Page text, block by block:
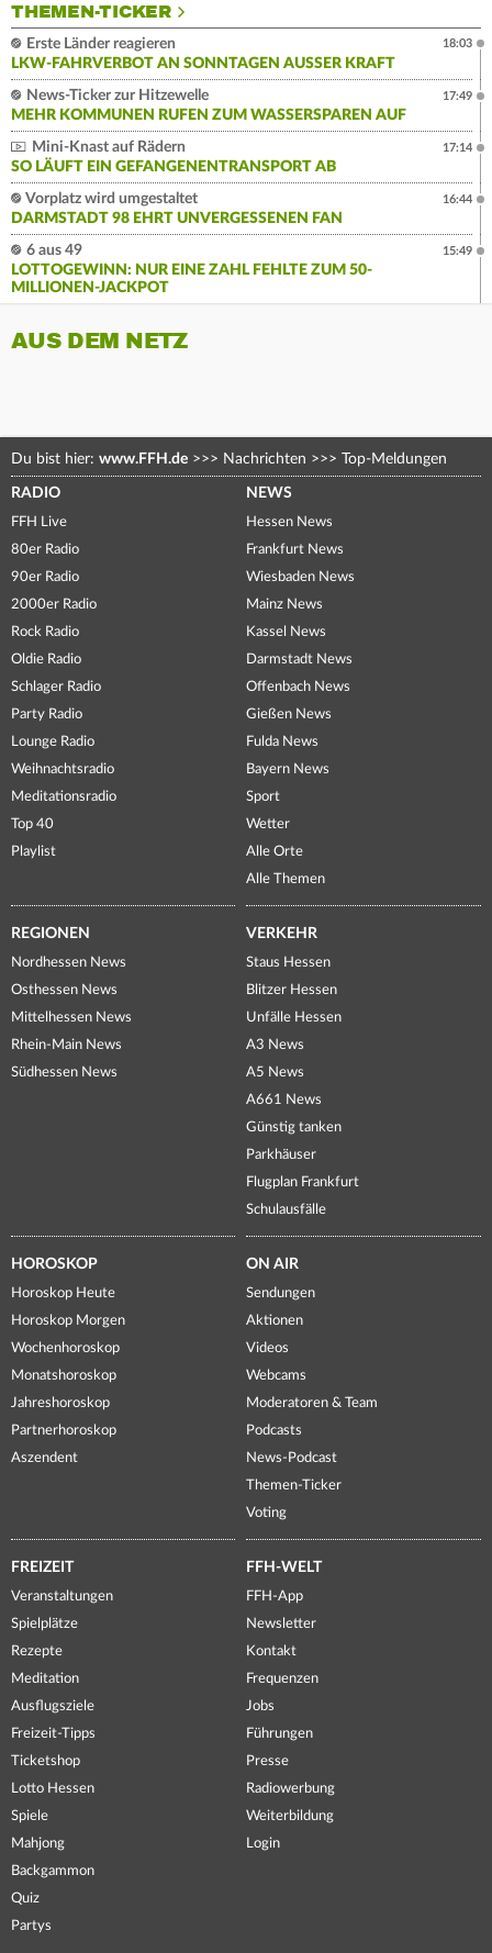
THEMEN-TICKER
Erste Länder reagieren
LKW-FAHRVERBOT AN SONNTAGEN AUSSER KRAFT
18:03
News-Ticker zur Hitzewelle
MEHR KOMMUNEN RUFEN ZUM WASSERSPAREN AUF
17:49
Mini-Knast auf Rädern
SO LÄUFT EIN GEFANGENENTRANSPORT AB
17:14
Vorplatz wird umgestaltet
DARMSTADT 98 EHRT UNVERGESSENEN FAN
16:44
6 aus 49
LOTTOGEWINN: NUR EINE ZAHL FEHLTE ZUM 50-
MILLIONEN-JACKPOT
15:49
AUS DEM NETZ
Du bist hier: www.FFH.de >>> Nachrichten >>> Top-Meldungen
RADIO
FFH Live
80er Radio
90er Radio
2000er Radio
Rock Radio
Oldie Radio
Schlager Radio
Party Radio
Lounge Radio
Weihnachtsradio
Meditationsradio
Top 40
Playlist
NEWS
Hessen News
Frankfurt News
Wiesbaden News
Mainz News
Kassel News
Darmstadt News
Offenbach News
Gießen News
Fulda News
Bayern News
Sport
Wetter
Alle Orte
Alle Themen
REGIONEN
Nordhessen News
Osthessen News
Mittelhessen News
Rhein-Main News
Südhessen News
VERKEHR
Staus Hessen
Blitzer Hessen
Unfälle Hessen
A3 News
A5 News
A661 News
Günstig tanken
Parkhäuser
Flugplan Frankfurt
Schulausfälle
HOROSKOP
Horoskop Heute
Horoskop Morgen
Wochenhoroskop
Monatshoroskop
Jahreshoroskop
Partnerhoroskop
Aszendent
ON AIR
Sendungen
Aktionen
Videos
Webcams
Moderatoren & Team
Podcasts
News-Podcast
Themen-Ticker
Voting
FREIZEIT
Veranstaltungen
Spielplätze
Rezepte
Meditation
Ausflugsziele
Freizeit-Tipps
Ticketshop
Lotto Hessen
Spiele
Mahjong
Backgammon
Quiz
Partys
FFH-WELT
FFH-App
Newsletter
Kontakt
Frequenzen
Jobs
Führungen
Presse
Radiowerbung
Weiterbildung
Login